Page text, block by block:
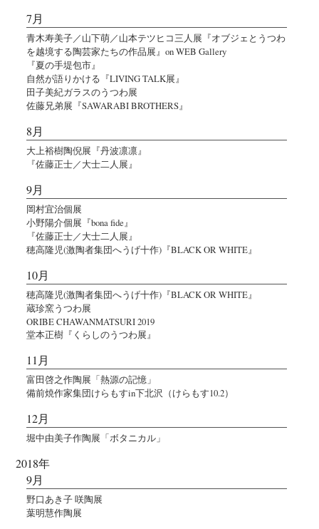
7月
青木寿美子／山下萌／山本テツヒコ三人展『オブジェとうつわ
を越境する陶芸家たちの作品展』on WEB Gallery
『夏の手堤包市』
自然が語りかける『LIVING TALK展』
田子美紀ガラスのうつわ展
佐藤兄弟展『SAWARABI BROTHERS』
8月
大上裕樹陶倪展『丹波凛凛』
『佐藤正士／大士二人展』
9月
岡村宜治個展
小野陽介個展『bona fide』
『佐藤正士／大士二人展』
穂高隆児(激陶者集団へうげ十作)『BLACK OR WHITE』
10月
穂高隆児(激陶者集団へうげ十作)『BLACK OR WHITE』
蔵珍窯うつわ展
ORIBE CHAWANMATSURI 2019
堂本正樹『くらしのうつわ展』
11月
富田啓之作陶展「熱源の記憶」
備前焼作家集団けらもすin下北沢（けらもす10.2）
12月
堀中由美子作陶展「ボタニカル」
2018年
9月
野口あき子 咲陶展
葉明慧作陶展